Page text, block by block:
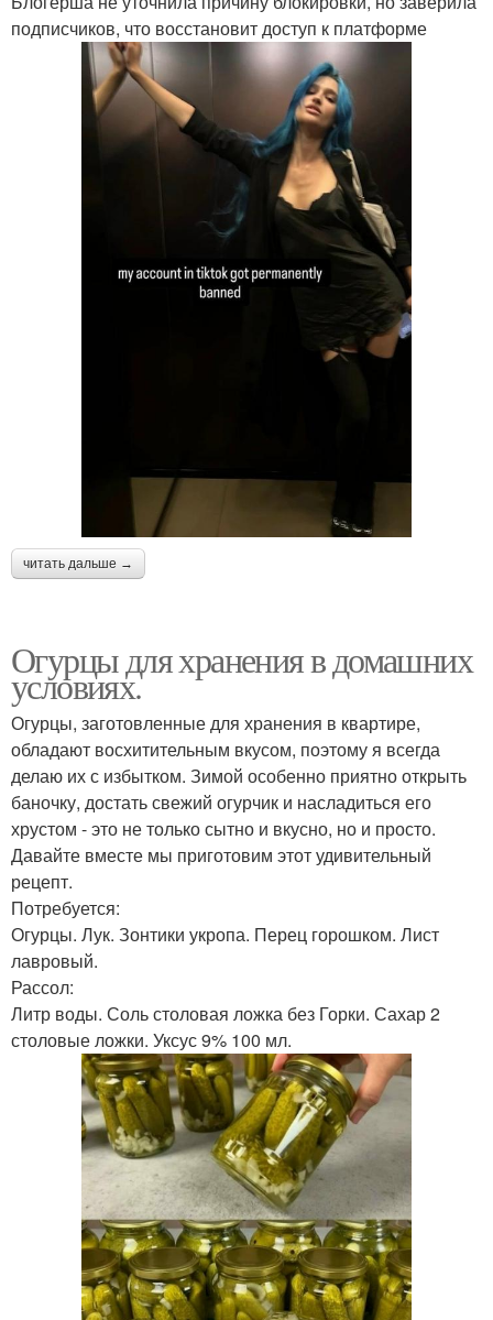
подписчиков, что восстановит доступ к платформе
читать дальше →
Огурцы для хранения в домашних
условиях.
Огурцы, заготовленные для хранения в квартире,
обладают восхитительным вкусом, поэтому я всегда
делаю их с избытком. Зимой особенно приятно открыть
баночку, достать свежий огурчик и насладиться его
хрустом - это не только сытно и вкусно, но и просто.
Давайте вместе мы приготовим этот удивительный
рецепт.
Потребуется:
Огурцы. Лук. Зонтики укропа. Перец горошком. Лист
лавровый.
Рассол:
Литр воды. Соль столовая ложка без Горки. Сахар 2
столовые ложки. Уксус 9% 100 мл.